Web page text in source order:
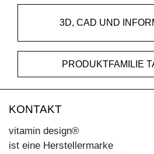
3D, CAD UND
PRODUKTFAMILIE
KONTAKT
vitamin design®
ist eine Herstellermarke